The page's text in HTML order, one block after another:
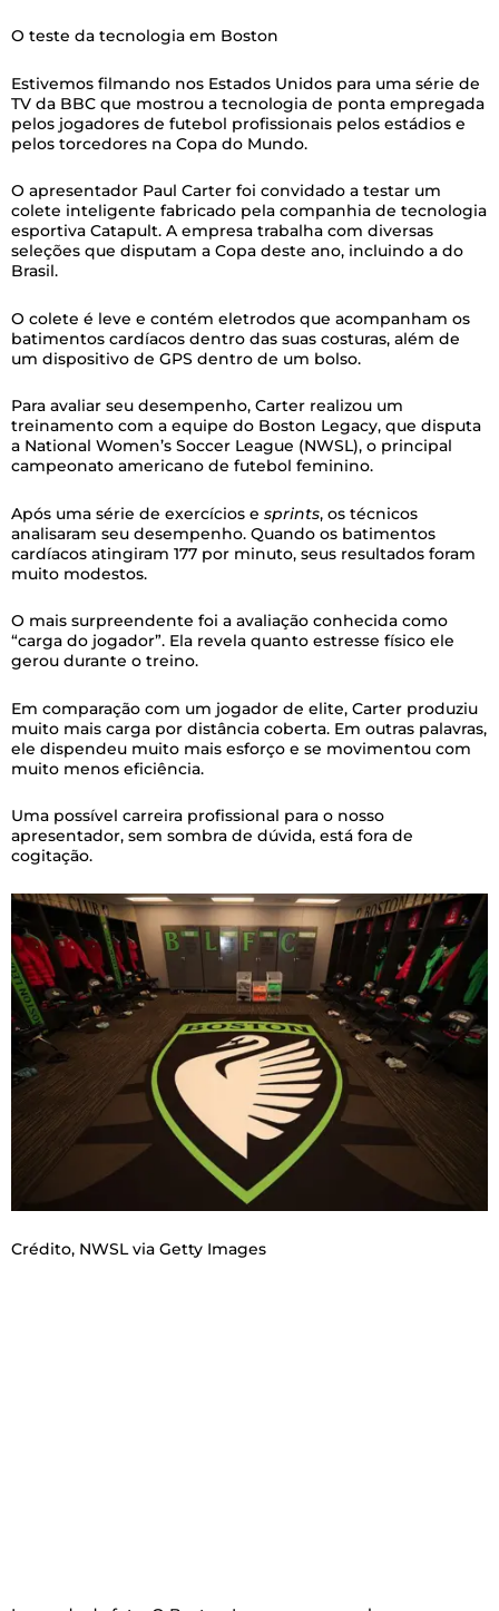
O teste da tecnologia em Boston
Estivemos filmando nos Estados Unidos para uma série de
TV da BBC que mostrou a tecnologia de ponta empregada
pelos jogadores de futebol profissionais pelos estádios e
pelos torcedores na Copa do Mundo.
O apresentador Paul Carter foi convidado a testar um
colete inteligente fabricado pela companhia de tecnologia
esportiva Catapult. A empresa trabalha com diversas
seleções que disputam a Copa deste ano, incluindo a do
Brasil.
O colete é leve e contém eletrodos que acompanham os
batimentos cardíacos dentro das suas costuras, além de
um dispositivo de GPS dentro de um bolso.
Para avaliar seu desempenho, Carter realizou um
treinamento com a equipe do Boston Legacy, que disputa
a National Women’s Soccer League (NWSL), o principal
campeonato americano de futebol feminino.
Após uma série de exercícios e sprints, os técnicos
analisaram seu desempenho. Quando os batimentos
cardíacos atingiram 177 por minuto, seus resultados foram
muito modestos.
O mais surpreendente foi a avaliação conhecida como
“carga do jogador”. Ela revela quanto estresse físico ele
gerou durante o treino.
Em comparação com um jogador de elite, Carter produziu
muito mais carga por distância coberta. Em outras palavras,
ele dispendeu muito mais esforço e se movimentou com
muito menos eficiência.
Uma possível carreira profissional para o nosso
apresentador, sem sombra de dúvida, está fora de
cogitação.
Crédito, NWSL via Getty Images